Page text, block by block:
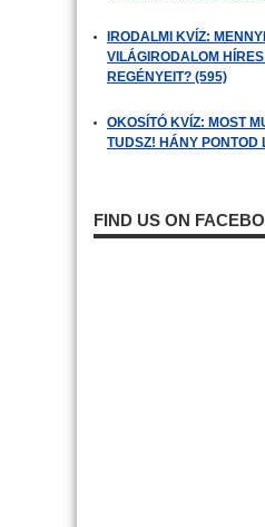
IRODALMI KVÍZ:
VILÁGIRODALOM
REGÉNYEIT? (595)
OKOSÍTÓ KVÍZ: MOST
TUDSZ! HÁNY PONTOD
FIND US ON